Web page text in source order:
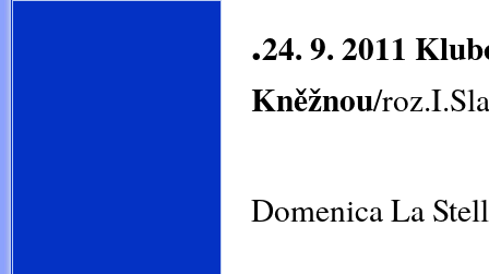
.24. 9. 2011
Kněžnou/
Domenica La